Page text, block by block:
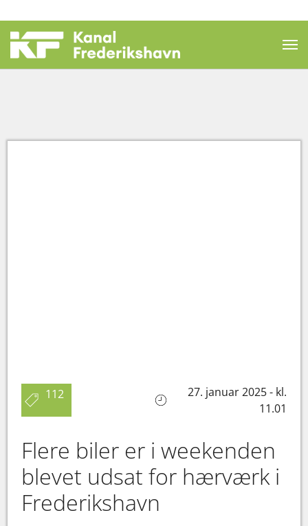
112
27. januar 2025 - kl.
11.01
Flere biler er i weekenden
blevet udsat for hærværk i
Frederikshavn